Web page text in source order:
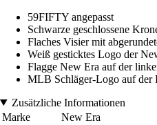
59FIFTY angepasst
Schwarze geschlossene
Flaches Visier mit
Weiß gesticktes Logo der
Flagge New Era auf der
MLB Schläger-Logo auf der
Zusätzliche Informationen
Marke
New Era